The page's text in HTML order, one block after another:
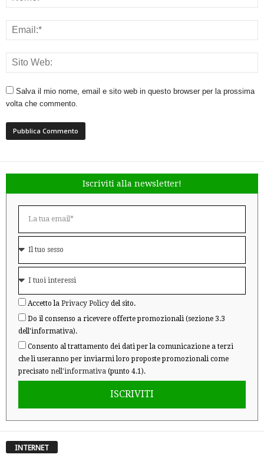
Salva il mio nome, email e sito web in questo browser per la prossima
volta che commento.
Iscriviti alla newsletter!
Accetto la Privacy Policy del sito.
Do il consenso a ricevere offerte promozionali (sezione 3.3
dell'informativa).
Consento al trattamento dei dati per la comunicazione a terzi
che li useranno per inviarmi loro proposte promozionali come
precisato nell'informativa (punto 4.1).
ISCRIVITI
INTERNET